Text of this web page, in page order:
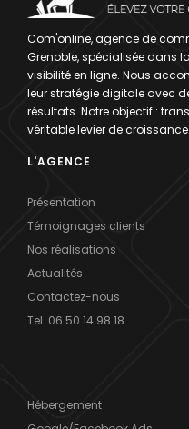
Com'online, agence de
Grenoble, spécialisée dans
visibilité en ligne. Nous
leur stratégie digitale avec
résultats. Notre objectif :
véritable levier de croissance.
L'AGENCE
Présentation
Témoignages clients
Nos réalisations
Actualités
Contactez-nous
Tel. 06.50.14.98.18
Hébergement